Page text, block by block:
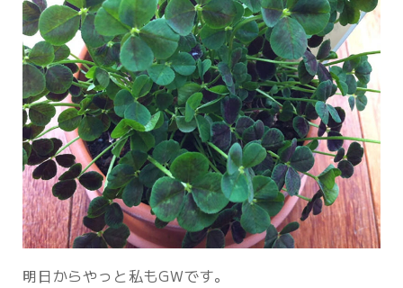
明日からやっと私もGWです。